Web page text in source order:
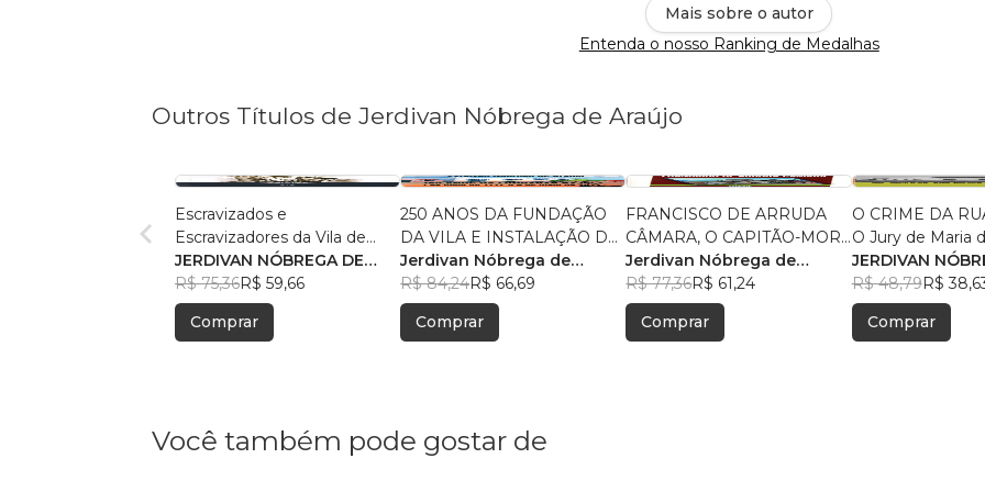
Mais sobre o autor
Entenda o nosso Ranking de Medalhas
Outros Títulos de Jerdivan Nóbrega de Araújo
Escravizados e
Escravizadores da Vila de
Pombal da Parahyba do
Norte
JERDIVAN NÓBREGA DE
ARAÚJU
R$ 75,36R$ 59,66
Comprar
250 ANOS DA FUNDAÇÃO
DA VILA E INSTALAÇÃO DA
CÂMA-RA DOS
VEREADORES DE POMBAL
- 4 de maio de 1772 a 4 de
maio de 2022 -
Jerdivan Nóbrega de
Araújo & Verneck Abrantes
de Sousa
R$ 84,24R$ 66,69
Comprar
FRANCISCO DE ARRUDA
CÂMARA, O CAPITÃO-MOR
DA VILA DE POMBAL
Jerdivan Nóbrega de
Araújo
R$ 77,36R$ 61,24
Comprar
O CRIME DA
O Jury de Maria
Conceição:
Pombal/PB, 03
1883
JERDIVAN
ARAÚJO Copyright ©2013 –
Todos os direitos
reservados a:
R$ 48,79R$
Comprar
Você também pode gostar de